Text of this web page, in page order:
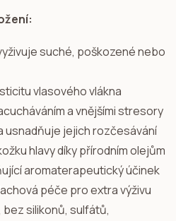
suché, poškozené nebo
vlasového vlákna
a vnějšími stresory
usnadňuje jejich rozčesávání
hlavy díky přírodním olejům
aromaterapeutický účinek
péče pro extra výživu
silikonů, sulfátů,